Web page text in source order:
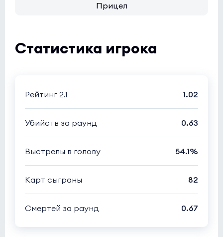
Прицел
Статистика игрока
Рейтинг 2.1 1.02
Убийств за раунд 0.63
Выстрелы в голову 54.1%
Карт сыграны 82
Смертей за раунд 0.67